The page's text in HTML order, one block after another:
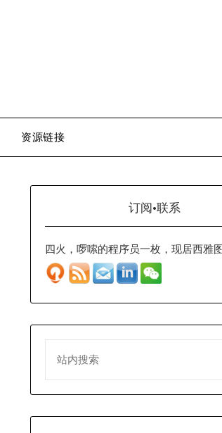
资源链接
订阅·联系
四火，啰嗦的程序员一枚，现居西雅